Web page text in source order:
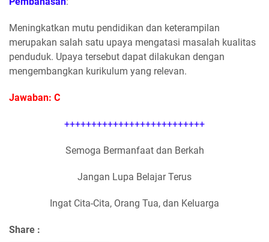
Meningkatkan mutu pendidikan dan keterampilan
merupakan salah satu upaya mengatasi masalah kualitas
penduduk. Upaya tersebut dapat dilakukan dengan
mengembangkan kurikulum yang relevan.
Jawaban: C
++++++++++++++++++++++++++
Semoga Bermanfaat dan Berkah
Jangan Lupa Belajar Terus
Ingat Cita-Cita, Orang Tua, dan Keluarga
Share :